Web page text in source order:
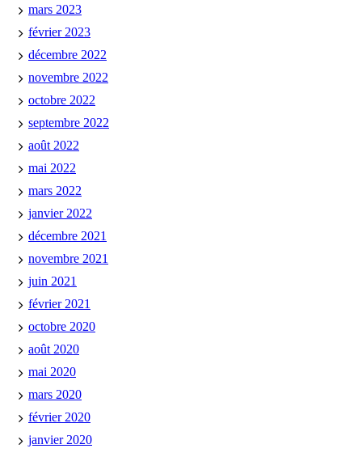
mars 2023
février 2023
décembre 2022
novembre 2022
octobre 2022
septembre 2022
août 2022
mai 2022
mars 2022
janvier 2022
décembre 2021
novembre 2021
juin 2021
février 2021
octobre 2020
août 2020
mai 2020
mars 2020
février 2020
janvier 2020